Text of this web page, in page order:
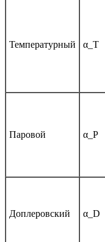
Температурный α_T
Паровой α_P
Доплеровский α_D